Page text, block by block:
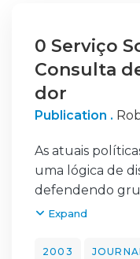
0 Serviço
Consulta
dor
Publication .
As atuais
uma lógica de
defendendo
desenvolvendo
interação.
Expand
2003